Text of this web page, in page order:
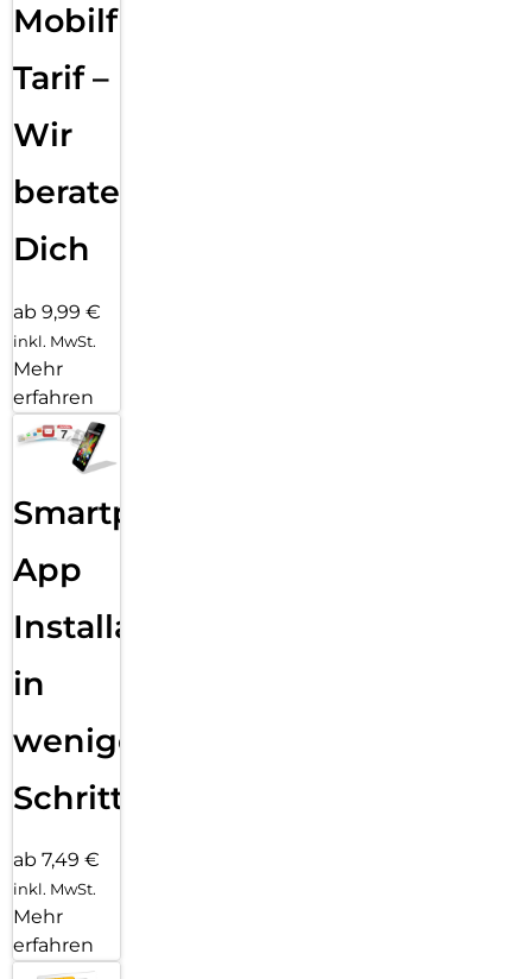
Mobilfunk
Tarif –
Wir
beraten
Dich
ab 9,99 €
inkl. MwSt.
Mehr
erfahren
Smartphone
App
Installation
in
wenigen
Schritten
ab 7,49 €
inkl. MwSt.
Mehr
erfahren